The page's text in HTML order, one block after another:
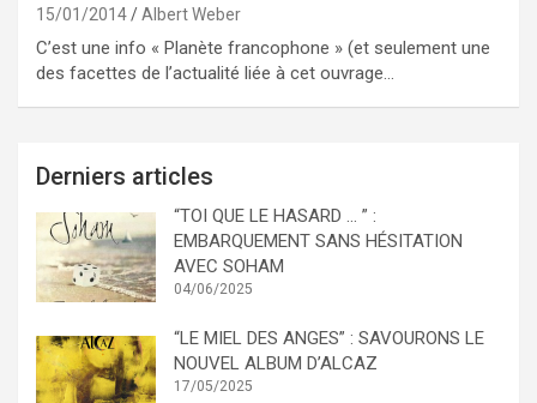
15/01/2014 Albert Weber
C’est une info « Planète francophone » (et seulement une
des facettes de l’actualité liée à cet ouvrage…
Derniers articles
“TOI QUE LE HASARD … ” :
EMBARQUEMENT SANS HÉSITATION
AVEC SOHAM
04/06/2025
“LE MIEL DES ANGES” : SAVOURONS LE
NOUVEL ALBUM D’ALCAZ
17/05/2025